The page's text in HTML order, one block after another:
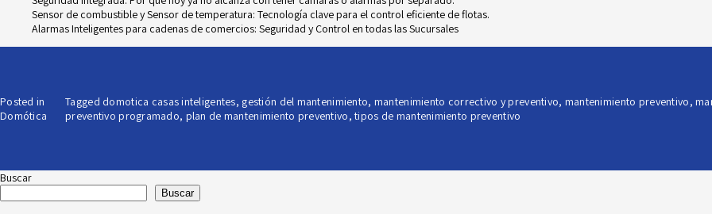
Sensor de combustible y Sensor de temperatura: Tecnología clave para el control eficiente de flotas.
Alarmas Inteligentes para cadenas de comercios: Seguridad y Control en todas las Sucursales
Posted in
Domótica
Tagged domotica casas inteligentes, gestión del mantenimiento, mantenimiento correctivo y preventivo, mantenimiento preventivo,
preventivo programado, plan de mantenimiento preventivo,tipos de mantenimiento preventivo
Buscar
Buscar